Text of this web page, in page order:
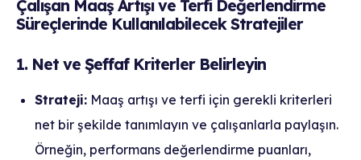
Çalışan Maaş Artışı ve Terfi Değerlendirme
Süreçlerinde Kullanılabilecek Stratejiler
1. Net ve Şeffaf Kriterler Belirleyin
Strateji: Maaş artışı ve terfi için gerekli kriterleri
net bir şekilde tanımlayın ve çalışanlarla paylaşın.
Örneğin, performans değerlendirme puanları,